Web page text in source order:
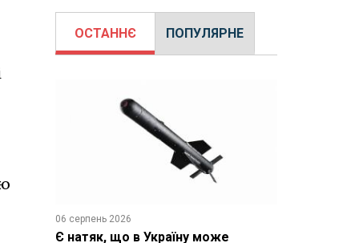
ОСТАННЄ ПОПУЛЯРНЕ
06 серпень 2026
Є натяк, що в Україну може